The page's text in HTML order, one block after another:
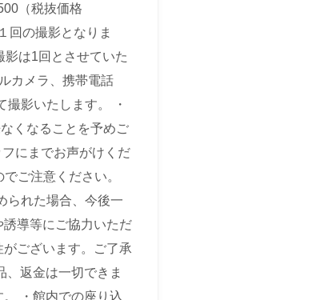
（税抜価格
回の撮影となりま
は1回とさせていた
カメラ、携帯電話
影いたします。 ・
くなることを予めご
にまでお声がけくだ
ご注意ください。
られた場合、今後一
導等にご協力いただ
ございます。ご了承
、返金は一切できま
・館内での座り込